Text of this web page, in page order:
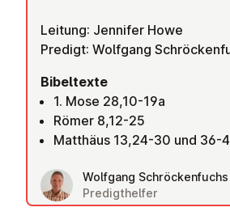
Leitung: Jennifer Howe
Predigt: Wolfgang
Bibeltexte
1. Mose 28,10-19a
Römer 8,12-25
Matthäus 13,24-30 und 36-
Wolfgang Schröckenfuchs
Predigthelfer